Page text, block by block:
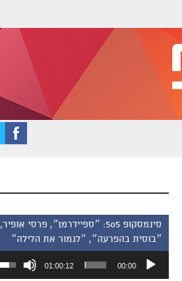
סינמסקופ 505: ״ספיידרמן״, פרסי אופיר,
״בוסית בהפרעה״, ״לגמור את הלילה״
אודיו
00:00
01:00:12